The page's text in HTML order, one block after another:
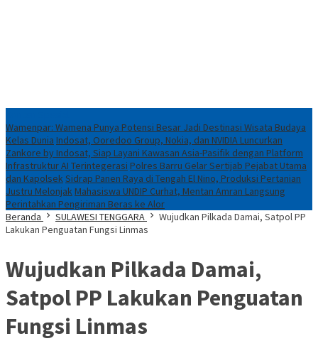
Wamenpar: Wamena Punya Potensi Besar Jadi Destinasi Wisata Budaya
Kelas Dunia Indosat, Ooredoo Group, Nokia, dan NVIDIA Luncurkan
Zankore by Indosat, Siap Layani Kawasan Asia-Pasifik dengan Platform
Infrastruktur AI Terintegerasi Polres Barru Gelar Sertijab Pejabat Utama
dan KapolsekSidrap Panen Raya di Tengah El Nino, Produksi Pertanian
Justru MelonjakMahasiswa UNDIP Curhat, Mentan Amran Langsung
Perintahkan Pengiriman Beras ke Alor
Beranda
SULAWESI TENGGARA
Wujudkan Pilkada Damai, Satpol PP
Lakukan Penguatan Fungsi Linmas
Wujudkan Pilkada Damai,
Satpol PP Lakukan Penguatan
Fungsi Linmas